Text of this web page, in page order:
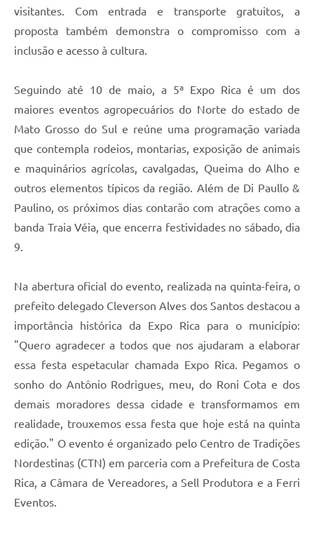
visitantes. Com entrada e transporte gratuitos, a
proposta também demonstra o compromisso com a
inclusão e acesso à cultura.
Seguindo até 10 de maio, a 5ª Expo Rica é um dos
maiores eventos agropecuários do Norte do estado de
Mato Grosso do Sul e reúne uma programação variada
que contempla rodeios, montarias, exposição de animais
e maquinários agrícolas, cavalgadas, Queima do Alho e
outros elementos típicos da região. Além de Di Paullo &
Paulino, os próximos dias contarão com atrações como a
banda Traia Véia, que encerra festividades no sábado, dia
9.
Na abertura oficial do evento, realizada na quinta-feira, o
prefeito delegado Cleverson Alves dos Santos destacou a
importância histórica da Expo Rica para o município:
"Quero agradecer a todos que nos ajudaram a elaborar
essa festa espetacular chamada Expo Rica. Pegamos o
sonho do Antônio Rodrigues, meu, do Roni Cota e dos
demais moradores dessa cidade e transformamos em
realidade, trouxemos essa festa que hoje está na quinta
edição." O evento é organizado pelo Centro de Tradições
Nordestinas (CTN) em parceria com a Prefeitura de Costa
Rica, a Câmara de Vereadores, a Sell Produtora e a Ferri
Eventos.